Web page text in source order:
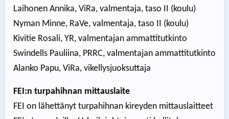
Laihonen Annika, ViRa, valmentaja, taso II (koulu)
Nyman Minne, RaVe, valmentaja, taso II (koulu)
Kivitie Rosali, YR, valmentajan ammattitutkinto
Swindells Pauliina, PRRC, valmentajan ammattitutkinto
Alanko Papu, ViRa, vikellysjuoksuttaja
FEI:n turpahihnan mittauslaite
FEI on lähettänyt turpahihnan kireyden mittauslaitteet